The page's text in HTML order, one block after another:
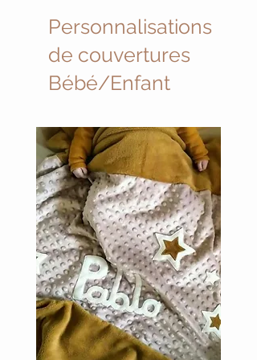
Personnalisations
de couvertures
Bébé/Enfant